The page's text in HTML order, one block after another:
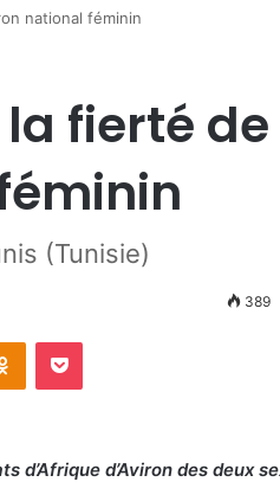
national féminin
fierté de
(Tunisie)
389
Odnoklassniki
Pocket
d’Afrique d’Aviron des deux